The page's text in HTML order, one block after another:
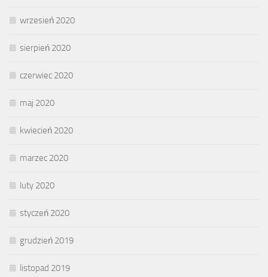
wrzesień 2020
sierpień 2020
czerwiec 2020
maj 2020
kwiecień 2020
marzec 2020
luty 2020
styczeń 2020
grudzień 2019
listopad 2019